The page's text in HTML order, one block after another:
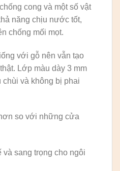
cong và một số vật
năng chịu nước tốt,
chống mối mọt.
với gỗ nên vẫn tạo
Lớp màu dày 3 mm
và không bị phai
so với những cửa
và sang trọng cho ngôi